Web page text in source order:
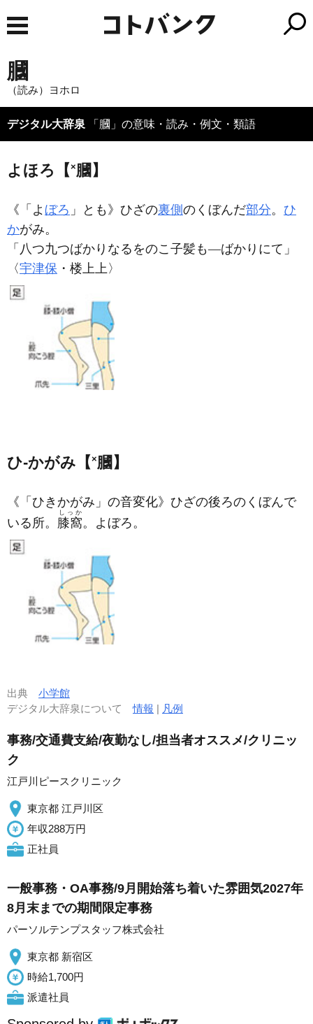
膕
（読み）ヨホロ
デジタル大辞泉 「膕」の意味・読み・例文・類語
よほろ【 ×膕】
《「よ ぼろ 」とも》ひざの裏側 のくぼんだ部分。 ひ
かがみ。
「八つ九つばかりなるをのこ子髪も―ばかりにて」
〈宇津保 ・楼上上〉
ひ‐かがみ【 ×膕】
《「ひきかがみ」の音変化》ひざの後ろのくぼんで
いる所。 膝窩
しっか
。よぼろ。
出典 小学館
デジタル大辞泉について情報 | 凡例
事務/交通費支給/夜勤なし/担当者オススメ/クリニッ
ク
江戸川ピースクリニック
東京都 江戸川区
年収288万円
正社員
一般事務・OA事務/9月開始落ち着いた雰囲気2027年
8月末までの期間限定事務
パーソルテンプスタッフ株式会社
東京都 新宿区
時給1,700円
派遣社員